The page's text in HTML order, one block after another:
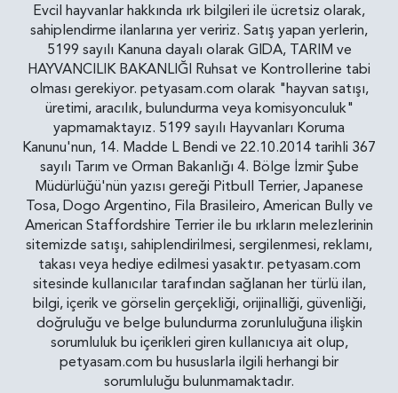
Evcil hayvanlar hakkında ırk bilgileri ile ücretsiz olarak,
sahiplendirme ilanlarına yer veririz. Satış yapan yerlerin,
5199 sayılı Kanuna dayalı olarak GIDA, TARIM ve
HAYVANCILIK BAKANLIĞI Ruhsat ve Kontrollerine tabi
olması gerekiyor. petyasam.com olarak "hayvan satışı,
üretimi, aracılık, bulundurma veya komisyonculuk"
yapmamaktayız. 5199 sayılı Hayvanları Koruma
Kanunu'nun, 14. Madde L Bendi ve 22.10.2014 tarihli 367
sayılı Tarım ve Orman Bakanlığı 4. Bölge İzmir Şube
Müdürlüğü'nün yazısı gereği Pitbull Terrier, Japanese
Tosa, Dogo Argentino, Fila Brasileiro, American Bully ve
American Staffordshire Terrier ile bu ırkların melezlerinin
sitemizde satışı, sahiplendirilmesi, sergilenmesi, reklamı,
takası veya hediye edilmesi yasaktır. petyasam.com
sitesinde kullanıcılar tarafından sağlanan her türlü ilan,
bilgi, içerik ve görselin gerçekliği, orijinalliği, güvenliği,
doğruluğu ve belge bulundurma zorunluluğuna ilişkin
sorumluluk bu içerikleri giren kullanıcıya ait olup,
petyasam.com bu hususlarla ilgili herhangi bir
sorumluluğu bulunmamaktadır.